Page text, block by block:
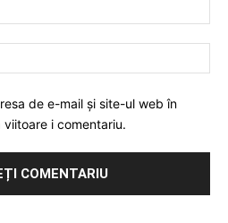
de e-mail și site-ul web în
i comentariu.